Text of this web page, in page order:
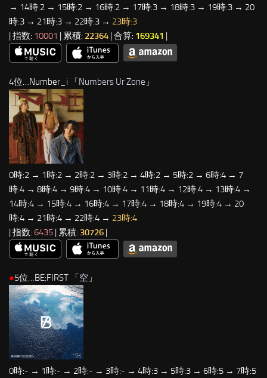
→ 14時:2 → 15時:2 → 16時:2 → 17時:3 → 18時:3 → 19時:3 → 20
時:3 → 21時:3 → 22時:3 → 23時:3
| 指数: 10001 | 累積: 22364 | 合算: 169341
4位…Number_i 「Numbers Ur Zone 」
0時:2 → 1時:2 → 2時:2 → 3時:2 → 4時:2 → 5時:2 → 6時:4 → 7
時:4 → 8時:4 → 9時:4 → 10時:4 → 11時:4 → 12時:4 → 13時:4 →
14時:4 → 15時:4 → 16時:4 → 17時:4 → 18時:4 → 19時:4 → 20
時:4 → 21時:4 → 22時:4 → 23時:4
| 指数: 6435 | 累積: 30726 |
●5位…BE:FIRST 「空 」
0時:- → 1時:- → 2時:- → 3時:- → 4時:3 → 5時:3 → 6時:5 → 7時:5